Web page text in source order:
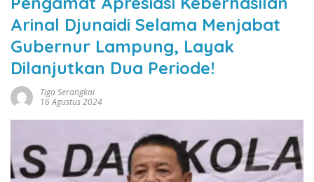
Arinal Djunaidi Selama Menjabat
Gubernur Lampung, Layak
Dilanjutkan Dua Periode!
Tiga Serangkai
16 Agustus 2024